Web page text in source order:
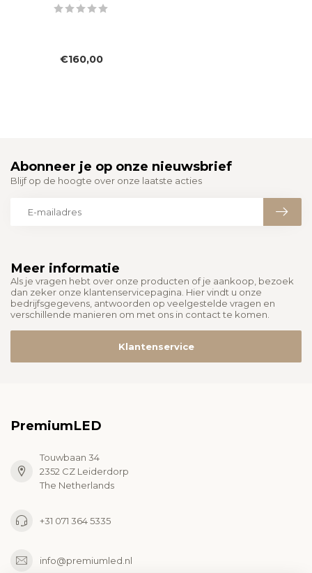
€160,00
Meer informatie
Als je vragen hebt over onze producten of je aankoop, bezoek
dan zeker onze klantenservicepagina. Hier vindt u onze
bedrijfsgegevens, antwoorden op veelgestelde vragen en
verschillende manieren om met ons in contact te komen.
Klantenservice
Abonneer je op onze nieuwsbrief
Blijf op de hoogte over onze laatste acties
PremiumLED
Touwbaan 34
2352 CZ Leiderdorp
The Netherlands
+31 071 364 5335
info@premiumled.nl